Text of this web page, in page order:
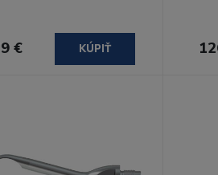
€ KÚPIŤ